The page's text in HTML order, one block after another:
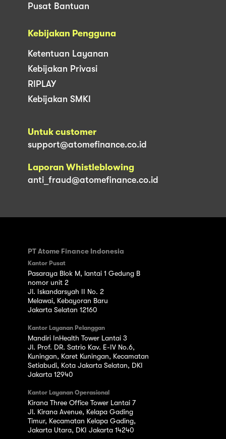
Pusat Bantuan
Kebijakan Pengguna
Ketentuan Layanan
Kebijakan Privasi
RIPLAY
Kebijakan SMKI
Untuk customer
support@atomefinance.co.id
Laporan Whistleblowing
anti_fraud@atomefinance.co.id
PT Atome Finance Indonesia
Kantor Pusat
Pasaraya Blok M, lantai 1 Gedung B
nomor unit 2
Jl. Iskandarsyah II No. 2
Melawai, Kebayoran Baru
Jakarta Selatan 12160
Kantor Layanan Pelanggan
Mandiri InHealth Tower Lantai 3
Jl. Prof. DR. Satrio Kav. E-IV No.6,
Kuningan, Karet Kuningan, Kecamatan
Setiabudi, Kota Jakarta Selatan, DKI
Jakarta 12940
Kantor Layanan Operasional
Kirana Three Office Tower Lantai 7
Jl. Kirana Avenue, Kelapa Gading
Timur, Kecamatan Kelapa Gading,
Jakarta Utara, DKI Jakarta 14240